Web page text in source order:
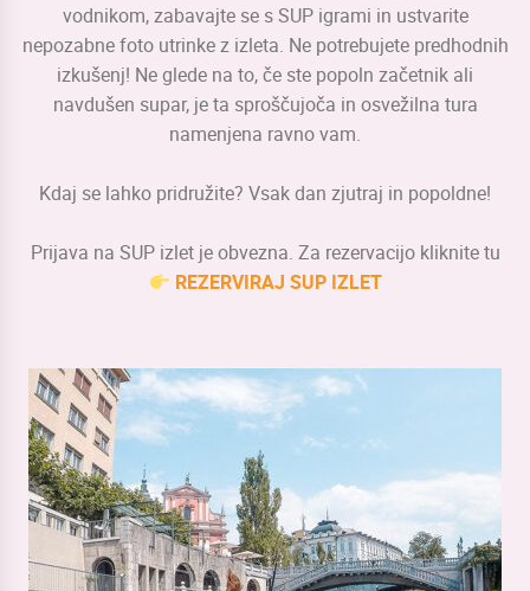
vodnikom, zabavajte se s SUP igrami in ustvarite
nepozabne foto utrinke z izleta. Ne potrebujete predhodnih
izkušenj! Ne glede na to, če ste popoln začetnik ali
navdušen supar, je ta sproščujoča in osvežilna tura
namenjena ravno vam.
Kdaj se lahko pridružite? Vsak dan zjutraj in popoldne!
Prijava na SUP izlet je obvezna. Za rezervacijo kliknite tu
REZERVIRAJ SUP IZLET